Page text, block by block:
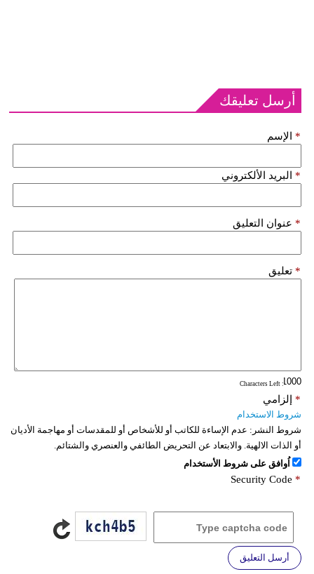
أرسل تعليقك
الإسم *
البريد الألكتروني *
عنوان التعليق *
تعليق *
: Characters Left
إلزامي *
شروط الاستخدام
شروط النشر: عدم الإساءة للكاتب أو للأشخاص أو للمقدسات أو مهاجمة الأديان
أو الذات الالهية. والابتعاد عن التحريض الطائفي والعنصري والشتائم.
اُوافق على شروط الأستخدام
Security Code *
أرسل التعليق